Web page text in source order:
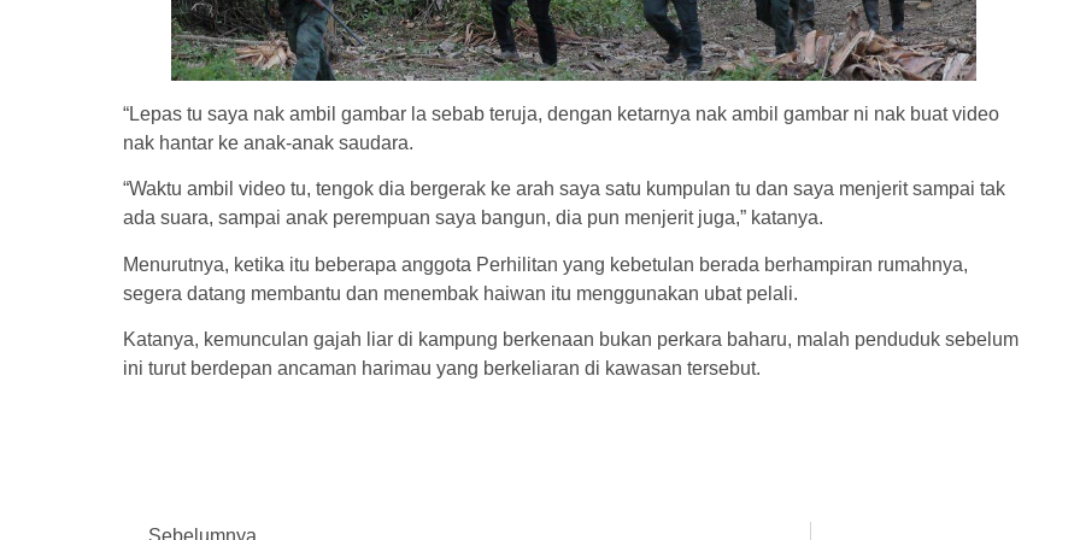
“Lepas tu saya nak ambil gambar la sebab teruja, dengan ketarnya nak ambil gambar ni nak buat video
nak hantar ke anak-anak saudara.
“Waktu ambil video tu, tengok dia bergerak ke arah saya satu kumpulan tu dan saya menjerit sampai tak
ada suara, sampai anak perempuan saya bangun, dia pun menjerit juga,” katanya.
Menurutnya, ketika itu beberapa anggota Perhilitan yang kebetulan berada berhampiran rumahnya,
segera datang membantu dan menembak haiwan itu menggunakan ubat pelali.
Katanya, kemunculan gajah liar di kampung berkenaan bukan perkara baharu, malah penduduk sebelum
ini turut berdepan ancaman harimau yang berkeliaran di kawasan tersebut.
Sebelumnya